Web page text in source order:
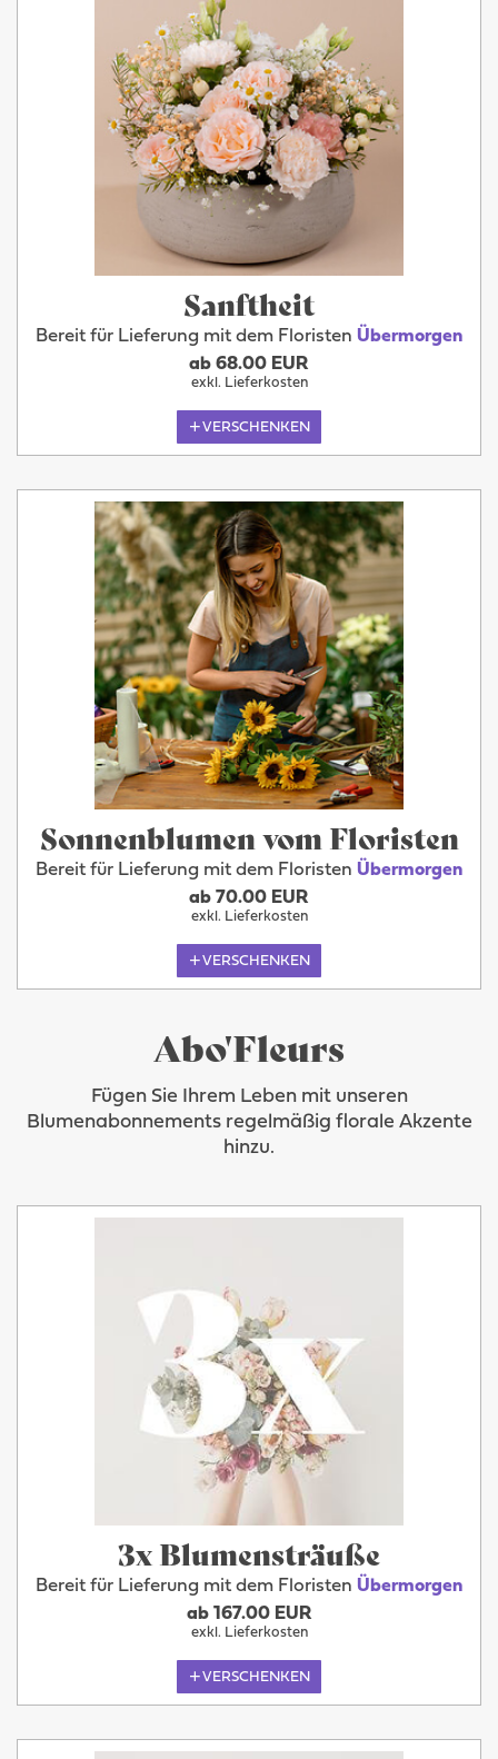
Sanftheit
Bereit für Lieferung mit dem Floristen Übermorgen
ab 68.00 EUR
exkl. Lieferkosten
VERSCHENKEN
Sonnenblumen vom Floristen
Bereit für Lieferung mit dem Floristen Übermorgen
ab 70.00 EUR
exkl. Lieferkosten
VERSCHENKEN
Abo'Fleurs
Fügen Sie Ihrem Leben mit unseren
Blumenabonnements regelmäßig florale Akzente
hinzu.
3x Blumensträuße
Bereit für Lieferung mit dem Floristen Übermorgen
ab 167.00 EUR
exkl. Lieferkosten
VERSCHENKEN